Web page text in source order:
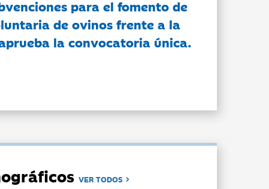
para el fomento de
de ovinos frente a la
la convocatoria única.
VER TODOS